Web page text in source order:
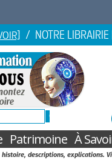
/ NOTRE LIBRAIRIE
Patrimoine À
descriptions, explications.